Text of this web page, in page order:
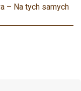
– Na tych samych